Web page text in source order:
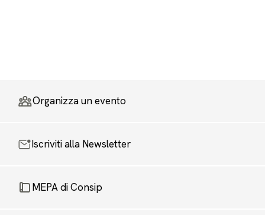
Organizza un evento
Iscriviti alla Newsletter
MEPA di Consip